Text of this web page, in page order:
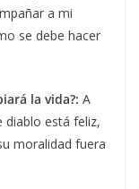
a mi
se debe hacer
la vida?: A
diablo está feliz,
moralidad fuera